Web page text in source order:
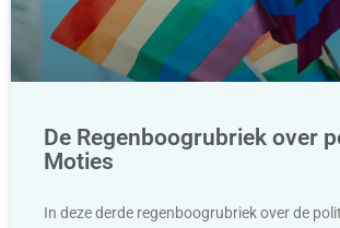
De Regenboogrubriek over
Moties
In deze derde regenboogrubriek over de